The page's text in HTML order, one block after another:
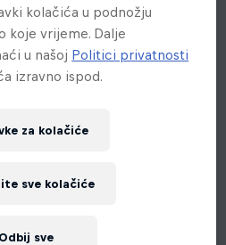
kolačića u podnožju
koje vrijeme. Dalje
u našoj Politici privatnosti
izravno ispod.
za kolačiće
Odbij sve
sve kolačiće